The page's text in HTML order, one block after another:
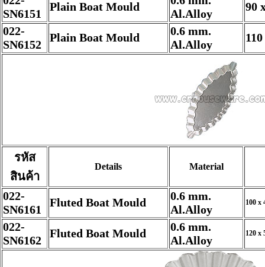
SN6151
Plain Boat Mould
Al.Alloy
90
022-
SN6152
Plain Boat Mould
0.6 mm.
Al.Alloy
รหัส
สินค้า
Details Material
022-
SN6161
Fluted Boat Mould
0.6 mm.
Al.Alloy
100 x
022-
SN6162
Fluted Boat Mould
0.6 mm.
Al.Alloy
120 x